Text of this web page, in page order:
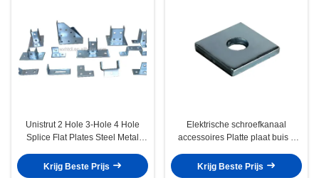
Unistrut 2 Hole 3-Hole 4 Hole
Splice Flat Plates Steel Metal
Krijg Beste Prijs
Elektrische schroefkanaal
accessoires Platte plaat buis 6
Krijg Beste Prijs